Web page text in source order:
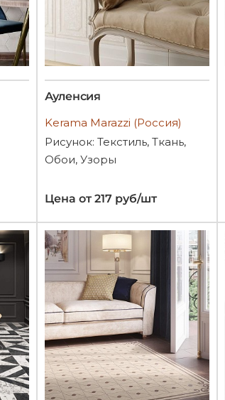
Ауленсия
Kerama Marazzi (Россия)
Рисунок: Текстиль, Ткань,
Обои, Узоры
Цена от 217 руб/шт